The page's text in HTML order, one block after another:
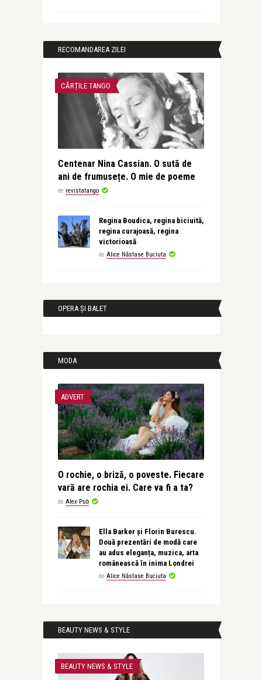
RECOMANDAREA ZILEI
CĂRȚILE TANGO
Centenar Nina Cassian. O sută de
ani de frumusețe. O mie de poeme
de revistatango
Regina Boudica, regina biciuită,
regina curajoasă, regina
victorioasă
de Alice Năstase Buciuta
OPERA ȘI BALET
MODA
ADVERT
O rochie, o briză, o poveste. Fiecare
vară are rochia ei. Care va fi a ta?
de Alex Pub
Ella Barker și Florin Burescu.
Două prezentări de modă care
au adus eleganța, muzica, arta
românească în inima Londrei
de Alice Năstase Buciuta
BEAUTY NEWS & STYLE
BEAUTY NEWS & STYLE